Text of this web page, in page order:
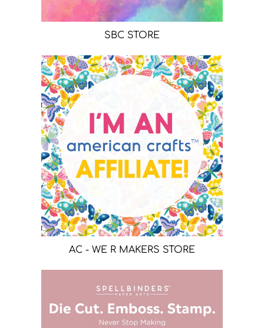
SBC STORE
AC - WE R MAKERS STORE